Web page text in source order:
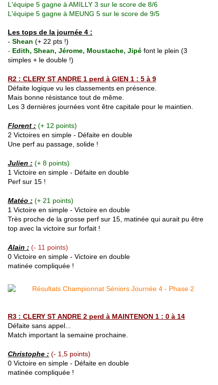
L'équipe 5 gagne à AMILLY 3 sur le score de 8/6
L'équipe 5 gagne à MEUNG 5 sur le score de 9/5
Les tops de la journée 4 :
- Shean (+ 22 pts !)
- Edith, Shean, Jérome, Moustache, Jipé font le plein (3
simples + le double !)
R2 : CLERY ST ANDRE 1 perd à GIEN 1 : 5 à 9
Défaite logique vu les classements en présence.
Mais bonne résistance tout de même.
Les 3 dernières journées vont être capitale pour le maintien.
Florent : (+ 12 points)
2 Victoires en simple - Défaite en double
Une perf au passage, solide !
Julien : (+ 8 points)
1 Victoire en simple - Défaite en double
Perf sur 15 !
Matéo : (+ 21 points)
1 Victoire en simple - Victoire en double
Très proche de la grosse perf sur 15, matinée qui aurait pu être
top avec la victoire sur forfait !
Alain : (- 11 points)
0 Victoire en simple - Victoire en double
matinée compliquée !
R3 : CLERY ST ANDRE 2 perd à MAINTENON 1 : 0 à 14
Défaite sans appel...
Match important la semaine prochaine.
Christophe : (- 1,5 points)
0 Victoire en simple - Défaite en double
matinée compliquée !